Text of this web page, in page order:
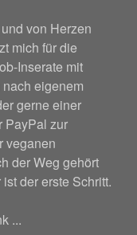
von Herzen
mich für die
Inserate mit
eigenem
gerne einer
PayPal zur
veganen
der Weg gehört
der erste Schritt.
...